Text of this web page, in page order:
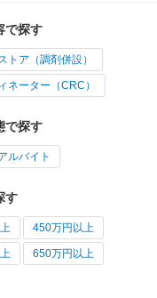
で探す
トア（調剤併設）
ネーター（CRC）
で探す
ルバイト
す
450万円以上
650万円以上